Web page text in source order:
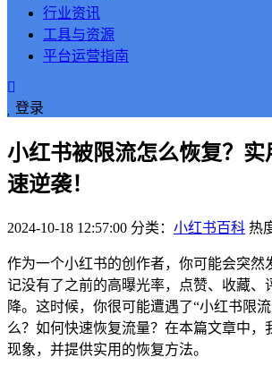
行业资讯
工具与资源
平台运营指南
登录
小红书被限流怎么恢复？实
速逆袭！
2024-10-18 12:57:00 分类： 小红书百科 热
作为一个小红书的创作者，你可能会突然
记没有了之前的高曝光率，点赞、收藏、
降。这时候，你很可能遭遇了“小红书限
么？如何快速恢复流量？在本篇文章中，
现象，并提供实用的恢复方法。